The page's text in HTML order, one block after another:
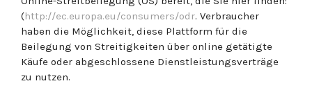
(http://ec.europa.eu/consumers/odr. Verbraucher
haben die Möglichkeit, diese Plattform für die
Beilegung von Streitigkeiten über online getätigte
Käufe oder abgeschlossene Dienstleistungsverträge
zu nutzen.